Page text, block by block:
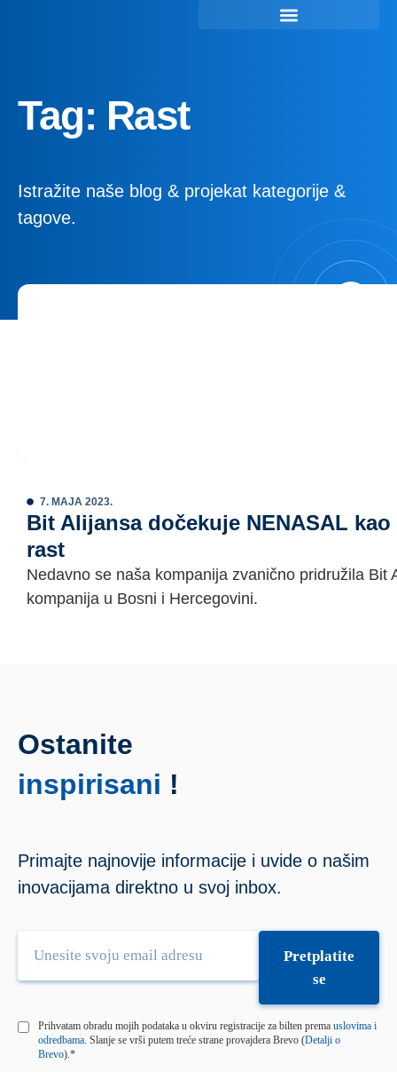
Tag: Rast
Istražite naše blog & projekat kategorije &
tagove.
7. MAJA 2023.
Bit Alijansa dočekuje NENASAL
rast
Nedavno se naša kompanija zvanično pridružila Bit
kompanija u Bosni i Hercegovini.
Ostanite
inspirisani !
Primajte najnovije informacije i uvide o našim
inovacijama direktno u svoj inbox.
Prihvatam obradu mojih podataka u okviru registracije za bilten prema uslovima i
odredbama. Slanje se vrši putem treće strane provajdera Brevo (Detalji o
Brevo).*